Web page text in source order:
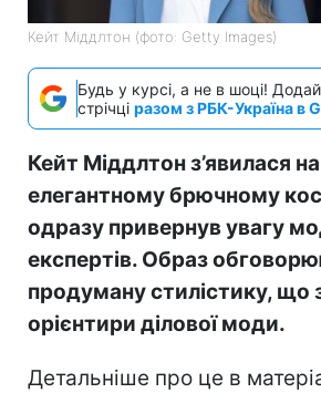
Кейт Міддлтон (фото: Getty Images)
Будь у курсі, а не в шоці! Додай
стрічці разом з РБК-Україна в
Кейт Міддлтон з’явилася на
елегантному брючному
одразу привернув увагу
експертів. Образ
продуману стилістику, що
орієнтири ділової моди.
Детальніше про це в